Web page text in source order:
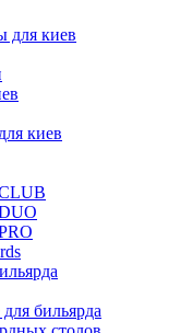
для киев
киев
бильярда